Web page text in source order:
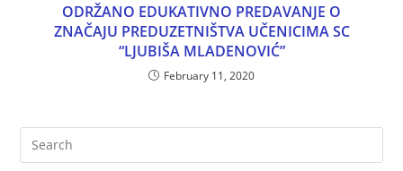
ODRŽANO EDUKATIVNO PREDAVANJE O
ZNAČAJU PREDUZETNIŠTVA UČENICIMA SC
“LJUBIŠA MLADENOVIĆ”
February 11, 2020